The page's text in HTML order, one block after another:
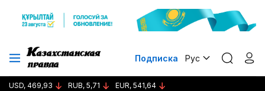
Подписка Рус
USD, 469,93 RUB, 5,71 EUR, 541,64